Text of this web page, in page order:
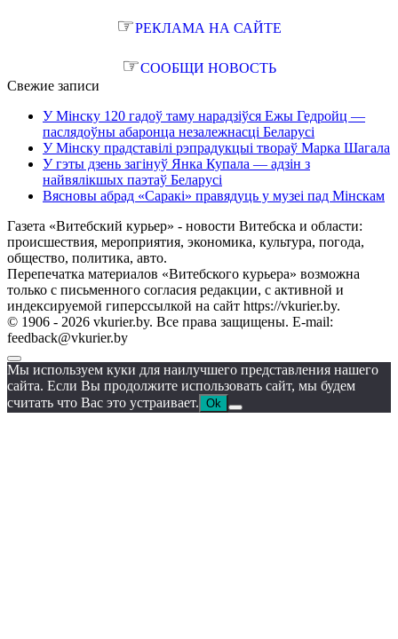
☞РЕКЛАМА НА САЙТЕ
☞СООБЩИ НОВОСТЬ
Свежие записи
У Мінску 120 гадоў таму нарадзіўся Ежы Гедройц —
паслядоўны абаронца незалежнасці Беларусі
У Мінску прадставілі рэпрадукцыі твораў Марка Шагала
У гэты дзень загінуў Янка Купала — адзін з
найвялікшых паэтаў Беларусі
Вясновы абрад «Саракі» правядуць у музеі пад Мінскам
Газета «Витебский курьер» - новости Витебска и области:
происшествия, мероприятия, экономика, культура, погода,
общество, политика, авто.
Перепечатка материалов «Витебского курьера» возможна
только с письменного согласия редакции, с активной и
индексируемой гиперссылкой на сайт https://vkurier.by.
© 1906 - 2026 vkurier.by. Все права защищены. E-mail:
feedback@vkurier.by
Мы используем куки для наилучшего представления нашего
сайта. Если Вы продолжите использовать сайт, мы будем
считать что Вас это устраивает. Ok